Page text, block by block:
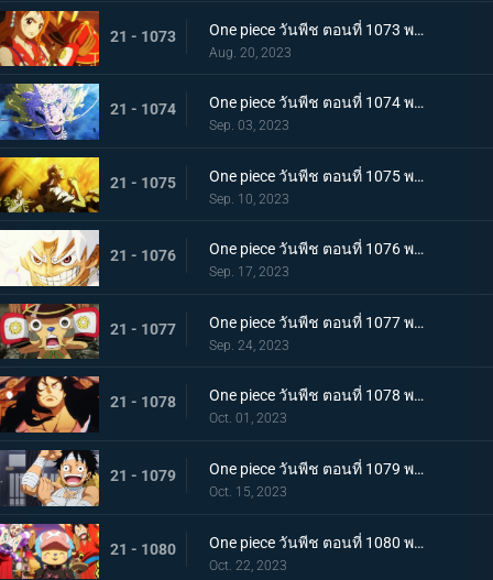
21 - 1073 One piece วันพีช ตอนที่ 1073 พากย์ไทย ไม่มีที่ให้หนี ภาพเกาะโอนิกาชิมะในนรก
Aug. 20, 2023
21 - 1074 One piece วันพีช ตอนที่ 1074 พากย์ไทย เชื่อในโมโมะ ท่าเด็ดครั้งสุดท้ายของลูฟี่
Sep. 03, 2023
21 - 1075 One piece วันพีช ตอนที่ 1075 พากย์ไทย คำอธิษฐาน 20 ปี ทวงคืนแคว้นวาโนะ
Sep. 10, 2023
21 - 1076 One piece วันพีช ตอนที่ 1076 พากย์ไทย โลกที่ลูฟี่ปรารถนา
Sep. 17, 2023
21 - 1077 One piece วันพีช ตอนที่ 1077 พากย์ไทย ปิดฉาก ผู้ชนะ ลูฟี่หมวกฟาง
Sep. 24, 2023
21 - 1078 One piece วันพีช ตอนที่ 1078 พากย์ไทย การกลับมา โชกุนแห่งแคว้นวาโนะ โคสึกิ โมโมโนะสุเกะ
Oct. 01, 2023
21 - 1079 One piece วันพีช ตอนที่ 1079 พากย์ไทย ยามเช้ามาถึง การพักผ่อนของพวกลูฟี่
Oct. 15, 2023
21 - 1080 One piece วันพีช ตอนที่ 1080 พากย์ไทย งานเลี้ยงฉลอง เหล่าจักรพรรดิแห่งท้องทะเลคนใหม่
Oct. 22, 2023